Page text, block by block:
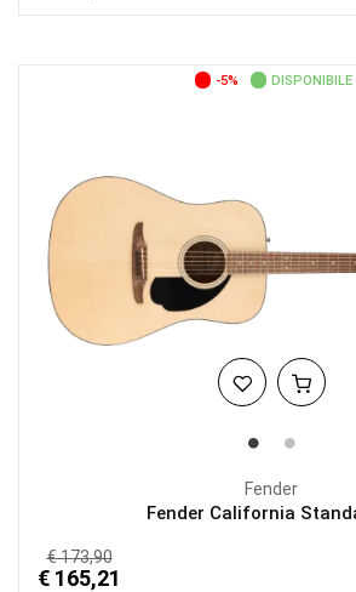
-5% DISPONIBILE
Fender
Fender California
€ 173,90
€ 165,21